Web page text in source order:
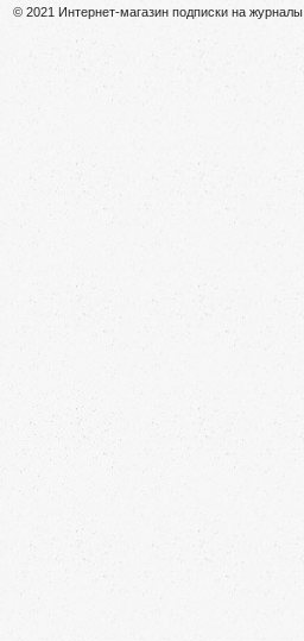
© 2021 Интернет-магазин подписки на журналы